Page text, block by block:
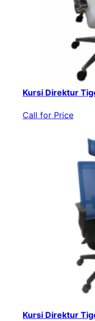
Kursi Direktur
Call for Price
Kursi Direktur